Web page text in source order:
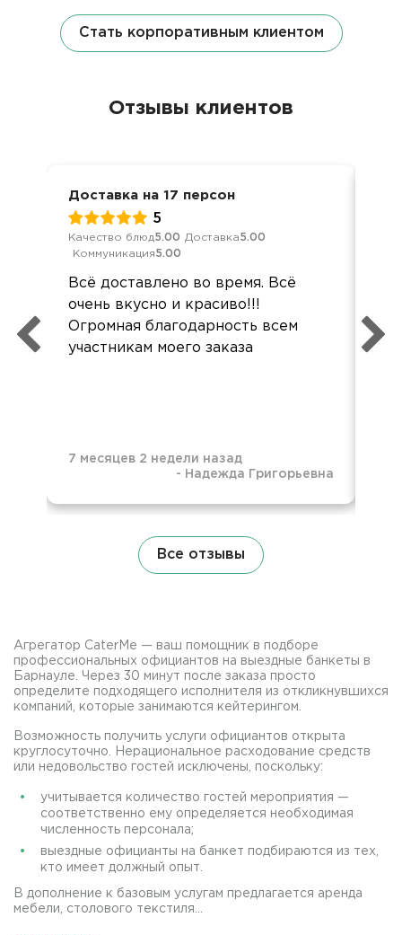
Стать корпоративным клиентом
Отзывы клиентов
Доставка на 17 персон
5
Качество блюд5.00 Доставка5.00
Коммуникация5.00
Всё доставлено во время. Всё
очень вкусно и красиво!!!
Огромная благодарность всем
участникам моего заказа
7 месяцев 2 недели назад
- Надежда Григорьевна
Все отзывы
Агрегатор CaterMe — ваш помощник в подборе
профессиональных официантов на выездные банкеты в
Барнауле. Через 30 минут после заказа просто
определите подходящего исполнителя из откликнувшихся
компаний, которые занимаются кейтерингом.
Возможность получить услуги официантов открыта
круглосуточно. Нерациональное расходование средств
или недовольство гостей исключены, поскольку:
учитывается количество гостей мероприятия —
соответственно ему определяется необходимая
численность персонала;
выездные официанты на банкет подбираются из тех,
кто имеет должный опыт.
В дополнение к базовым услугам предлагается аренда
мебели, столового текстиля...